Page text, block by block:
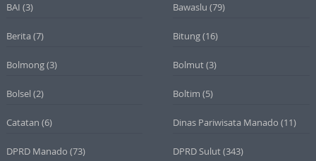
BAI (3) Bawaslu (79)
Berita (7) Bitung(16)
Bolmong(3) Bolmut(3)
Bolsel (2) Boltim (5)
Catatan (6) Dinas Pariwisata Manado (11)
DPRD Manado (73) DPRD Sulut(343)